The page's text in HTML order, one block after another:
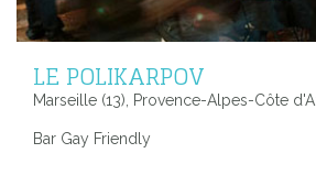
LE POLIKARPOV
Marseille (13), Provence-Alpes-Côte
Bar Gay Friendly